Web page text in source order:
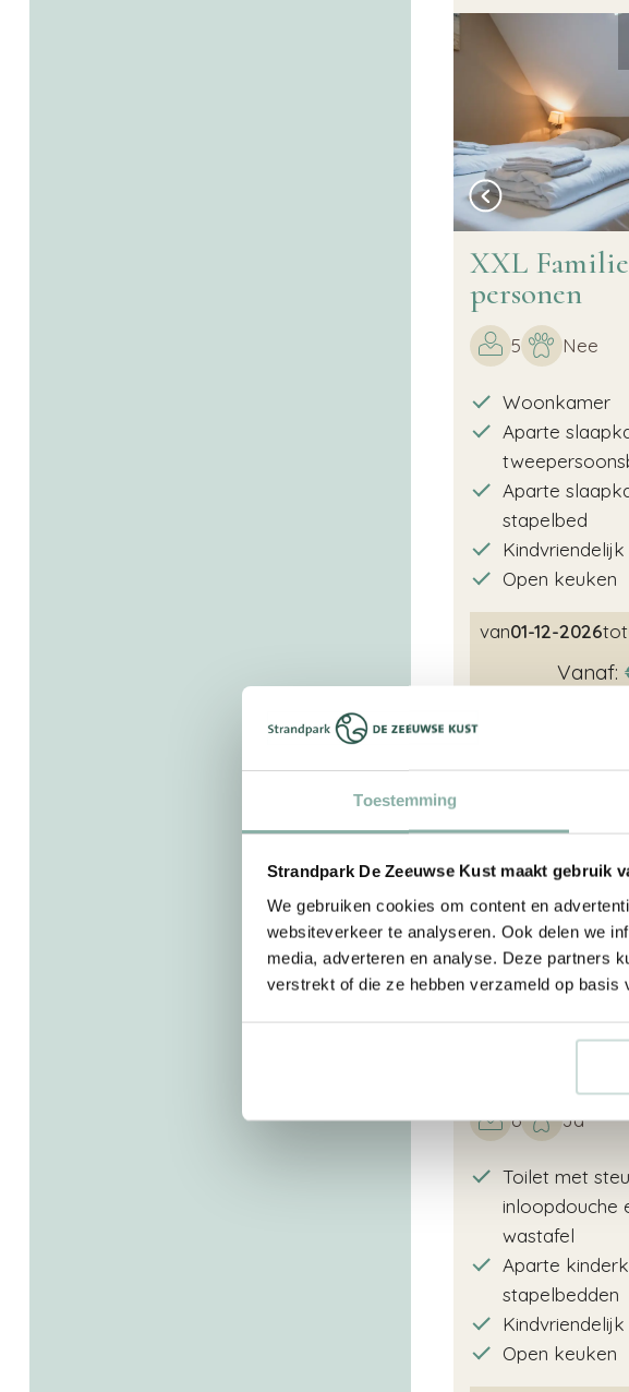
Toestemming
Strandpark De Zeeuwse Kust maakt gebruik
We gebruiken cookies om content en
websiteverkeer te analyseren. Ook delen we
media, adverteren en analyse. Deze partners
verstrekt of die ze hebben verzameld op basis
XXL
personen
5 Nee
Woonkamer
Aparte
Aparte
stapelbed
Open keuken
van01-12-2026tot
Vanaf:
6 Ja
Toilet met
inloopdouche
wastafel
Aparte
stapelbedden
Open keuken